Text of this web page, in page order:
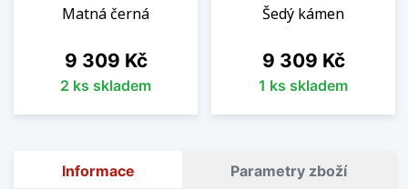
Matná černá
Cena
9 309 Kč
2 ks skladem
Šedý kámen
Cena
9 309 Kč
1 ks skladem
Informace Parametry zboží